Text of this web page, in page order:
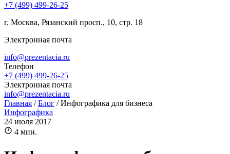
+7 (499) 499-26-25
г. Москва, Рязанский просп., 10, стр. 18
Электронная почта
info@prezentacia.ru
Телефон
+7 (499) 499-26-25
Электронная почта
info@prezentacia.ru
Главная /Блог /Инфографика для бизнеса
Инфографика
24 июля 2017
4 мин.